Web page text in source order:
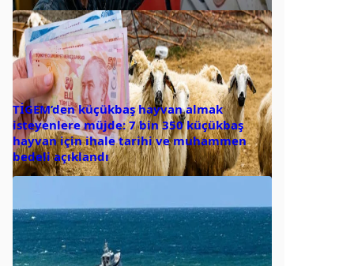
TİGEM’den küçükbaş hayvan almak
isteyenlere müjde: 7 bin 350 küçükbaş
hayvan için ihale tarihi ve muhammen
bedeli açıklandı